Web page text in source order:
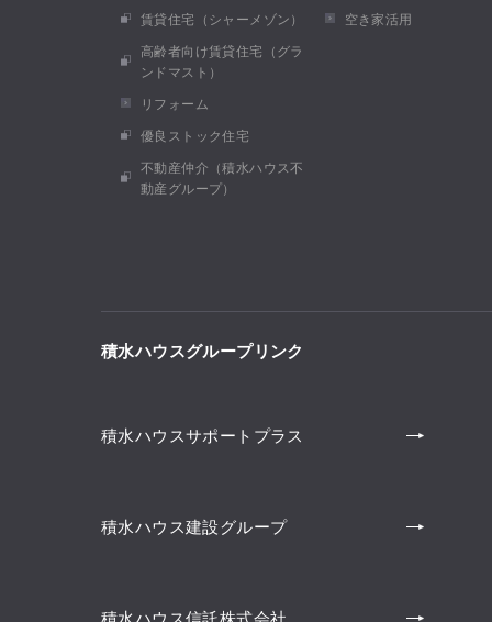
賃貸住宅（シャーメゾン）
高齢者向け賃貸住宅（グラ
ンドマスト）
リフォーム
優良ストック住宅
不動産仲介（積水ハウス不
動産グループ）
空き家活用
積水ハウスグループリンク
積水ハウスサポートプラス
積水ハウス建設グループ